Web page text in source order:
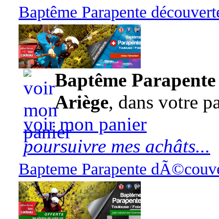
Baptême Parapente
95,00 euros
Baptême
Ariège, dans votre
voir mon panier
poursuivre mes achâts...
Bapteme Parapente